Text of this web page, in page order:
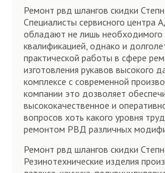
Ремонт рвд шлангов скидки
Специалисты сервисного
обладают не лишь необходимого
квалификацией, однако и
практической работы в сфере
изготовления рукавов высокого
комплексе с современной
компании это дозволяет
высококачественное и
вопросов хоть какого уровня
ремонтом РВД различных
Ремонт рвд шлангов скидки
Резинотехнические изделия